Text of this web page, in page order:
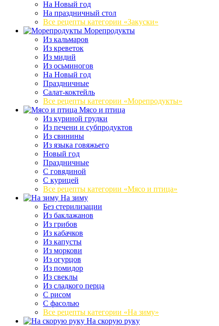
На Новый год
На праздничный стол
Все рецепты категории «Закуски»
Морепродукты
Из кальмаров
Из креветок
Из мидий
Из осьминогов
На Новый год
Праздничные
Салат-коктейль
Все рецепты категории «Морепродукты»
Мясо и птица
Из куриной грудки
Из печени и субпродуктов
Из свинины
Из языка говяжьего
Новый год
Праздничные
С говядиной
С курицей
Все рецепты категории «Мясо и птица»
На зиму
Без стерилизации
Из баклажанов
Из грибов
Из кабачков
Из капусты
Из моркови
Из огурцов
Из помидор
Из свеклы
Из сладкого перца
С рисом
С фасолью
Все рецепты категории «На зиму»
На скорую руку